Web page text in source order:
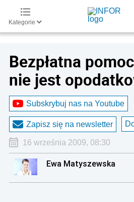
Kategorie
Bezpłatna
nie jest
Subskrybuj nas na Youtube
Zapisz się na newsletter
16 września 2009, 08:30
Ewa Matyszewska